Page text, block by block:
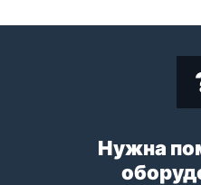
Нужна